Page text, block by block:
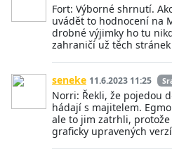
Fort: Výborné shrnutí.
uvádět to hodnocení na
drobné výjimky ho tu
zahraničí už těch
seneke 11.6.2023 11:25
Norri: Řekli, že pojedou
hádají s majitelem.
ale to jim zatrhli,
graficky upravených